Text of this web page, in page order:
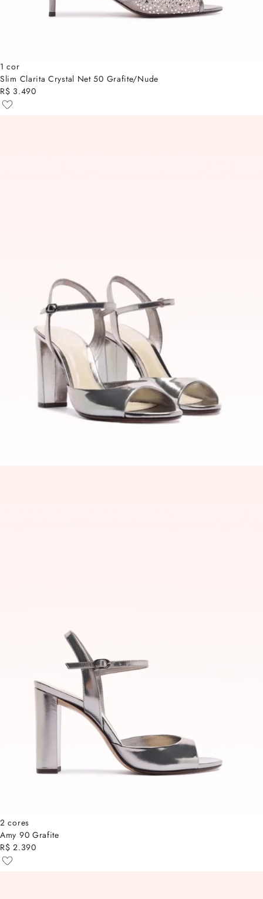
1 cor
Slim Clarita Crystal Net 50 Grafite/Nude
R$ 3.490
2 cores
Amy 90 Grafite
R$ 2.390